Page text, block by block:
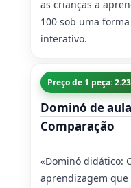
as crianças a
100 sob uma
interativo.
Preço de 1 peça:
Dominó de
Comparação
«Dominó didático:
aprendizagem que